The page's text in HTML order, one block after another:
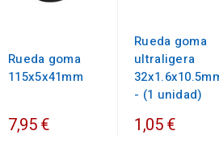
Rueda goma
115x5x41mm
7,95 €
Rueda goma
ultraligera
- (1 unidad)
1,05 €